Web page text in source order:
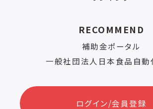
RECOMMEND
補助金ポータル
一般社団法人日本食品自動
ログイン/会員登録